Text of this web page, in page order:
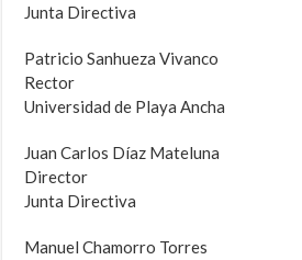
Junta Directiva
Patricio Sanhueza Vivanco
Rector
Universidad de Playa Ancha
Juan Carlos Díaz Mateluna
Director
Junta Directiva
Manuel Chamorro Torres